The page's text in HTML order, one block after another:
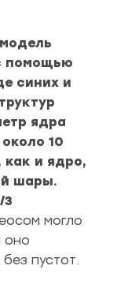
помощью
синих и
ядра
10
и ядро,
шары.
3
могло
оно
пустот.